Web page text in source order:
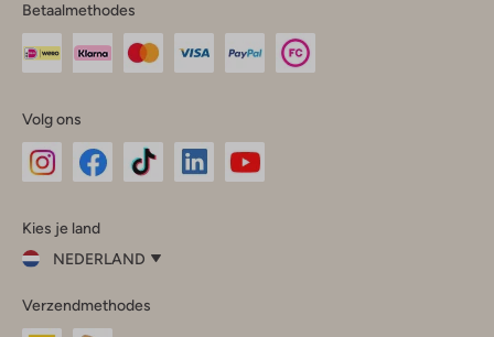
Betaalmethodes
Volg ons
InstagramFacebook
Kies je land
NEDERLAND
je
land
Verzendmethodes